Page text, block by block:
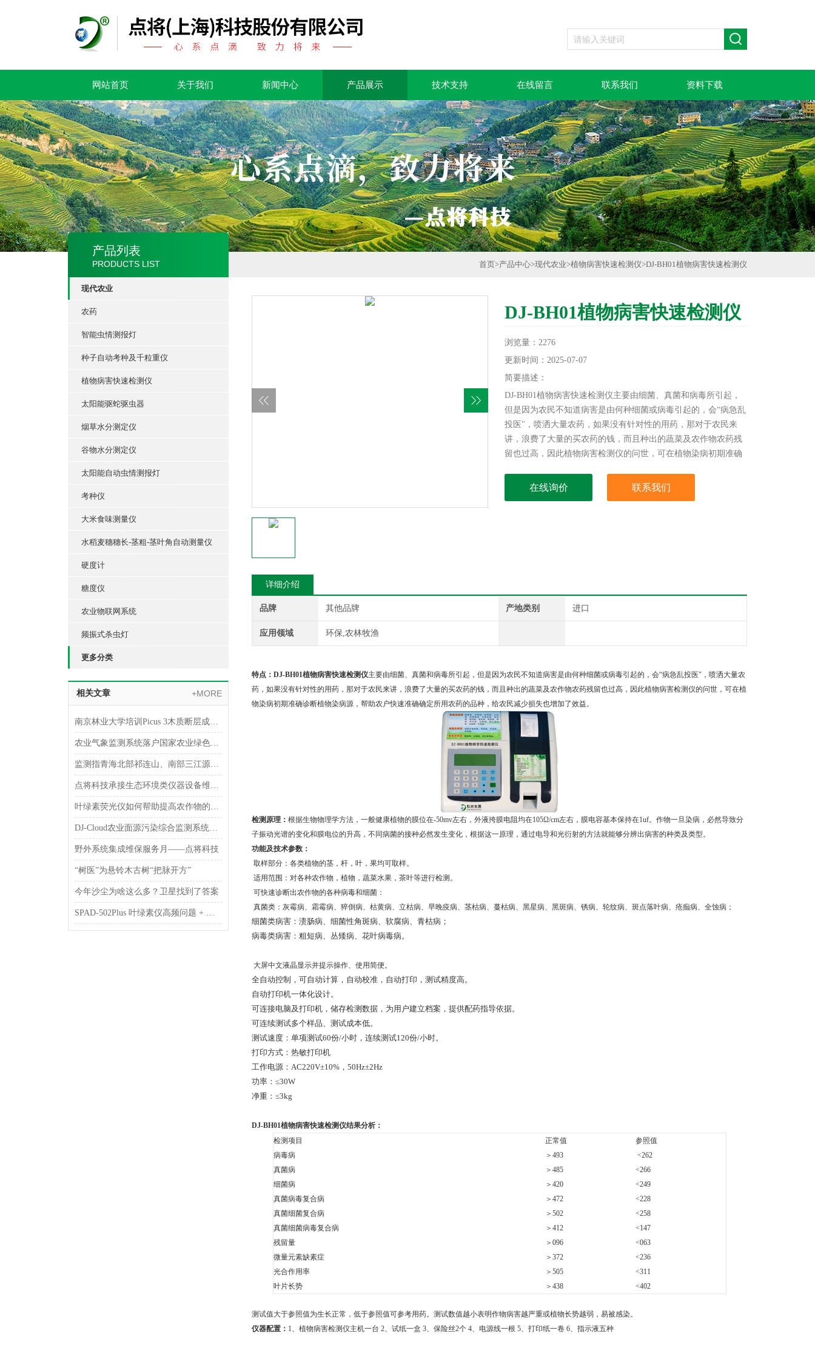
网站首页 关于我们 新闻中心 产品展示 技术支持 在线留言 联系我们 资料下载
产品列表
PRODUCTS LIST
现代农业
农药
智能虫情测报灯
种子自动考种及千粒重仪
植物病害快速检测仪
太阳能驱蛇驱虫器
烟草水分测定仪
谷物水分测定仪
太阳能自动虫情测报灯
考种仪
大米食味测量仪
水稻麦穗穗长-茎粗-茎叶角自动测量仪
硬度计
糖度仪
农业物联网系统
频振式杀虫灯
更多分类
相关文章 +MORE
南京林业大学培训Picus 3木质断层成像检测仪
农业气象监测系统落户国家农业绿色发展长期固定观测浏阳实验站
监测指青海北部祁连山、南部三江源土壤以冻融侵蚀为主
点将科技承接生态环境类仪器设备维保服务
叶绿素荧光仪如何帮助提高农作物的产量和质量？
DJ-Cloud农业面源污染综合监测系统简介
野外系统集成维保服务月——点将科技
“树医”为悬铃木古树“把脉开方”
今年沙尘为啥这么多？卫星找到了答案
SPAD‑502Plus 叶绿素仪高频问题 + 标准使用操作，一次测准不返工
首页>产品中心>现代农业>植物病害快速检测仪>DJ-BH01植物病害快速检测仪
DJ-BH01植物病害快速检测仪
浏览量：2276
更新时间：2025-07-07
简要描述：
DJ-BH01植物病害快速检测仪主要由细菌、真菌和病毒所引起，
但是因为农民不知道病害是由何种细菌或病毒引起的，会“病急乱
投医"，喷洒大量农药，如果没有针对性的用药，那对于农民来
讲，浪费了大量的买农药的钱，而且种出的蔬菜及农作物农药残
留也过高，因此植物病害检测仪的问世，可在植物染病初期准确
民减少损失也增加了效益。
在线询价 联系我们
详细介绍
品牌 其他品牌 产地类别 进口
应用领域 环保,农林牧渔
特点： DJ-BH01植物病害快速检测仪主要由细菌、真菌和病毒所引起，但是因为农民不知道病害是由何种细菌或病毒引起的，会“病急乱投医"，喷洒大量农
药，如果没有针对性的用药，那对于农民来讲，浪费了大量的买农药的钱，而且种出的蔬菜及农作物农药残留也过高，因此植物病害检测仪的问世，可在植
物染病初期准确诊断植物染病源，帮助农户快速准确确定所用农药的品种，给农民减少损失也增加了效益。
检测原理： 根据生物物理学方法，一般健康植物的膜位在-50mv左右，外液挎膜电阻均在105Ω/cm左右，膜电容基本保持在1uf。作物一旦染病，必然导致分
子振动光谱的变化和膜电位的升高，不同病菌的接种必然发生变化，根据这一原理，通过电导和光衍射的方法就能够分辨出病害的种类及类型。
功能及技术参数：
取样部分：各类植物的茎，杆，叶，果均可取样。
适用范围：对各种农作物，植物，蔬菜水果，茶叶等进行检测。
可快速诊断出农作物的各种病毒和细菌：
真菌类：灰霉病、霜霉病、猝倒病、枯黄病、立枯病、早晚疫病、茎枯病、蔓枯病、黑星病、黑斑病、锈病、轮纹病、斑点落叶病、疮痂病、全蚀病；
细菌类病害：溃肠病、细菌性角斑病、软腐病、青枯病；
病毒类病害：粗短病、丛矮病、花叶病毒病。
大屏中文液晶显示并提示操作、使用简便。
全自动控制，可自动计算，自动校准，自动打印，测试精度高。
自动打印机一体化设计。
可连接电脑及打印机，储存检测数据，为用户建立档案，提供配药指导依据。
可连续测试多个样品、测试成本低。
测试速度：单项测试60份/小时，连续测试120份/小时。
打印方式：热敏打印机
工作电源：AC220V±10%，50Hz±2Hz
功率：≤30W
净重：≤3kg
DJ-BH01植物病害快速检测仪结果分析：
检测项目
正常值
参照值
病毒病
＞493
<262
真菌病
＞485
<266
细菌病
＞420
<249
真菌病毒复合病
＞472
<228
真菌细菌复合病
＞502
<258
真菌细菌病毒复合病
＞412
<147
残留量
＞096
<063
微量元素缺素症
＞372
<236
光合作用率
＞505
<311
叶片长势
＞438 <402
测试值大于参照值为生长正常，低于参照值可参考用药。 测试数值越小表明作物病害越严重或植物长势越弱，易被感染。
仪器配置： 1、植物病害检测仪主机一台 2、试纸一盒 3、保险丝2个 4、电源线一根 5、打印纸一卷 6、指示液五种